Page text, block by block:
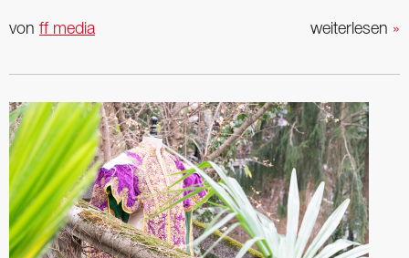
weiterlesen »
von ff media